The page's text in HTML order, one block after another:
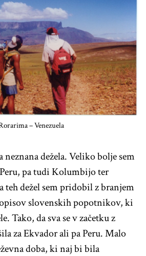
– Venezuela
neznana dežela. Veliko bolje sem
pa tudi Kolumbijo ter
teh dežel sem pridobil z branjem
slovenskih popotnikov, ki
Tako, da sva se v začetku z
za Ekvador ali pa Peru. Malo
doba, ki naj bi bila